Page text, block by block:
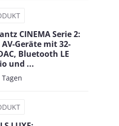
CINEMA Serie 2:
AV-Geräte mit 32-
Bluetooth LE
und ...